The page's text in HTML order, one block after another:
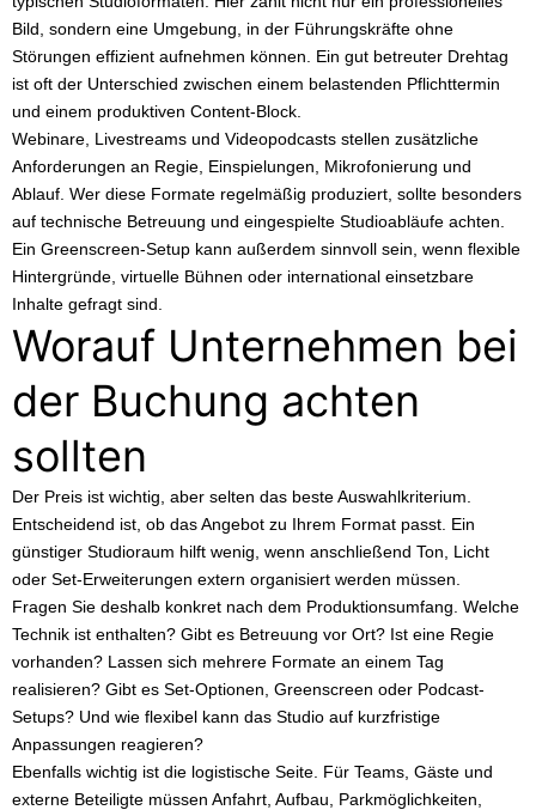
Bild, sondern eine Umgebung, in der Führungskräfte ohne
Störungen effizient aufnehmen können. Ein gut betreuter Drehtag
ist oft der Unterschied zwischen einem belastenden Pflichttermin
und einem produktiven Content-Block.
Webinare, Livestreams und Videopodcasts stellen zusätzliche
Anforderungen an Regie, Einspielungen, Mikrofonierung und
Ablauf. Wer diese Formate regelmäßig produziert, sollte besonders
auf technische Betreuung und eingespielte Studioabläufe achten.
Ein Greenscreen-Setup kann außerdem sinnvoll sein, wenn flexible
Hintergründe, virtuelle Bühnen oder international einsetzbare
Inhalte gefragt sind.
Worauf Unternehmen bei
der Buchung achten
sollten
Der Preis ist wichtig, aber selten das beste Auswahlkriterium.
Entscheidend ist, ob das Angebot zu Ihrem Format passt. Ein
günstiger Studioraum hilft wenig, wenn anschließend Ton, Licht
oder Set-Erweiterungen extern organisiert werden müssen.
Fragen Sie deshalb konkret nach dem Produktionsumfang. Welche
Technik ist enthalten? Gibt es Betreuung vor Ort? Ist eine Regie
vorhanden? Lassen sich mehrere Formate an einem Tag
realisieren? Gibt es Set-Optionen, Greenscreen oder Podcast-
Setups? Und wie flexibel kann das Studio auf kurzfristige
Anpassungen reagieren?
Ebenfalls wichtig ist die logistische Seite. Für Teams, Gäste und
externe Beteiligte müssen Anfahrt, Aufbau, Parkmöglichkeiten,